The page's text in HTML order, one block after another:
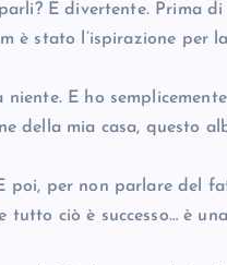
È divertente. Prima
è stato l’ispirazione per la
E ho
della mia casa, questo
poi, per non parlare del
tutto ciò è successo… è